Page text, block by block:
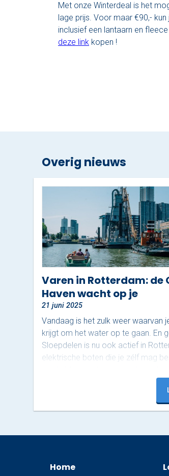
Met onze Winterdeal is het
lage prijs. Voor maar €90,-
inclusief een lantaarn en
deze link kopen !
Overig nieuws
Varen in Rotterdam: de
Haven wacht op je
21 juni 2025
Vandaag is het zulk weer waarvan
krijgt om het water op te gaan. En
Sloepdelen is nu ook actief in
elektrische boten die je zélf mag
maar in het sfeervolle gebied rond
Haven. En dat maakt het juist zo
het mooiste stukje van Rotterdam
Home